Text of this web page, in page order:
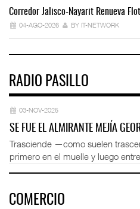
Corredor Jalisco-Nayarit Renueva
04-AGO-2026 BY IT-NETWORK
RADIO PASILLO
03-NOV-2025
SE FUE EL ALMIRANTE MEJÍA
Trasciende —como suelen
primero en el muelle y luego entre
COMERCIO